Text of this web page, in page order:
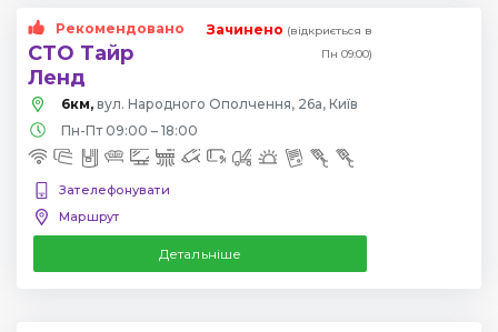
Рекомендовано
СТО Тайр
Ленд
Зачинено (відкриється в
Пн 09:00)
6км, вул. Народного Ополчення, 26а, Київ
Пн-Пт 09:00 – 18:00
Зателефонувати
Маршрут
Детальніше